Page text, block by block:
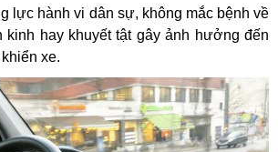
lực hành vi dân sự, không mắc bệnh về
kinh hay khuyết tật gây ảnh hưởng đến
xe.